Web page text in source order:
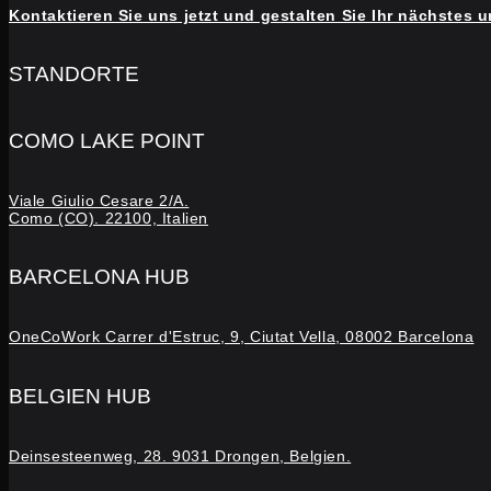
Kontaktieren Sie uns jetzt und gestalten Sie Ihr nächstes
STANDORTE
COMO LAKE POINT
Viale Giulio Cesare 2/A.
Como (CO). 22100, Italien
BARCELONA HUB
OneCoWork Carrer d'Estruc, 9, Ciutat Vella, 08002 Barcelona
BELGIEN HUB
Deinsesteenweg, 28. 9031 Drongen, Belgien.